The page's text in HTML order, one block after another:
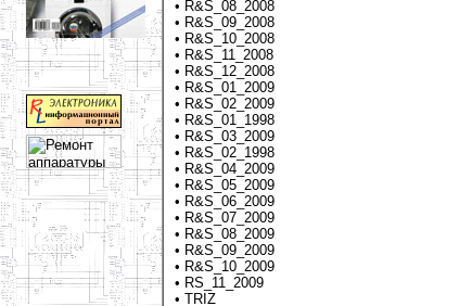
• R&S_08_2008
• R&S_09_2008
• R&S_10_2008
• R&S_11_2008
• R&S_12_2008
• R&S_01_2009
• R&S_02_2009
• R&S_01_1998
• R&S_03_2009
• R&S_02_1998
• R&S_04_2009
• R&S_05_2009
• R&S_06_2009
• R&S_07_2009
• R&S_08_2009
• R&S_09_2009
• R&S_10_2009
• RS_11_2009
• TRIZ